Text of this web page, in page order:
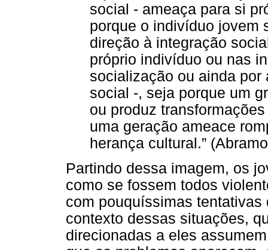
social - ameaça para si
porque o indivíduo jovem
direção à integração
próprio indivíduo ou nas
socialização ou ainda
social -, seja porque um
ou produz
uma geração ameace
herança cultural.”
Partindo dessa imagem, os
como se fossem todos
com pouquíssimas
contexto dessas situações,
direcionadas a eles